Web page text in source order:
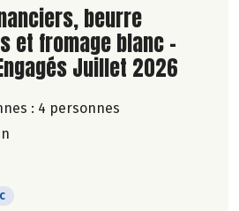
recettebeurre
et fromage blanc -
Juillet 2026
: 4 personnes